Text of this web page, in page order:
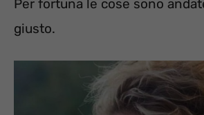
Per fortuna le cose sono
giusto.